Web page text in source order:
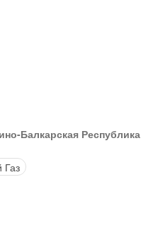
Балкарская Республика
Газ